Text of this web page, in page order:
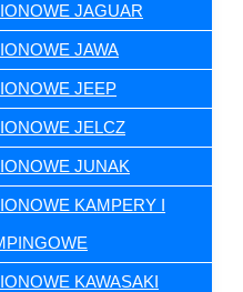
JAGUAR
JAWA
JEEP
JELCZ
JUNAK
KAMPERY I
KAWASAKI